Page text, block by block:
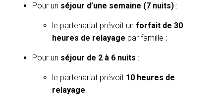
Pour un séjour d’une semaine (7 nuits) :
le partenariat prévoit un forfait de 30
heures de relayage par famille ;
Pour un séjour de 2 à 6 nuits :
le partenariat prévoit 10 heures de
relayage.